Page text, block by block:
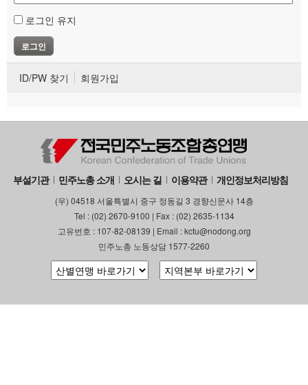
로그인 유지
ID/PW 찾기 회원가입
부설기관 민주노총 소개 오시는 길 이용약관 개인정보처리방침
(우) 04518 서울특별시 중구 정동길 3 경향신문사 14층
Tel : (02) 2670-9100 | Fax : (02) 2635-1134
고유번호 : 107-82-08139 | Email : kctu@nodong.org
민주노총 노동상담 1577-2260